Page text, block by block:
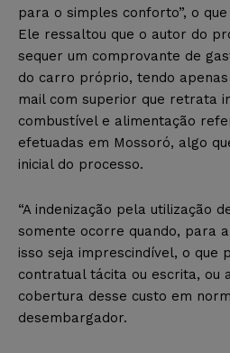
para o simples conforto”, o
Ele ressaltou que o autor do
sequer um comprovante de
do carro próprio, tendo
mail com superior que retrata
combustível e alimentação
efetuadas em Mossoró, algo
inicial do processo.
“A indenização pela utilização
somente ocorre quando, para
isso seja imprescindível, o que
contratual tácita ou escrita, ou
cobertura desse custo em
desembargador.